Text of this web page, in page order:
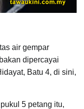
air gempar
dipercayai
Batu 4, di sini,
5 petang itu,